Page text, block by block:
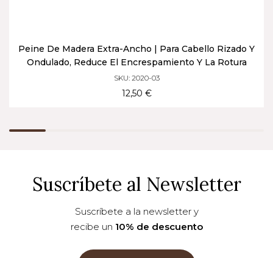
Peine De Madera Extra-Ancho | Para Cabello Rizado Y
Ondulado, Reduce El Encrespamiento Y La Rotura
SKU: 2020-03
12,50 €
Suscríbete al Newsletter
Suscríbete a la newsletter y
recibe un 10% de descuento